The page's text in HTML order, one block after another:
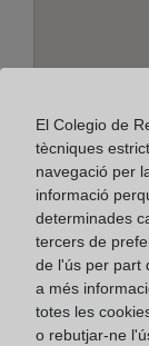
Adreça:
Alcalá, 540
Horario:
El Colegio de
tècniques
navegació per
informació
determinades
tercers de
de l'ús per part
a més
totes les
o rebutjar-ne